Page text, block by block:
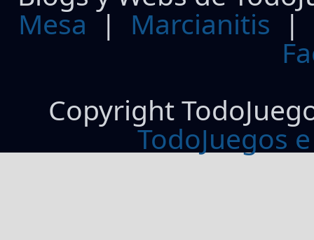
Mesa | Marcianitis |
Copyright
TodoJuegos